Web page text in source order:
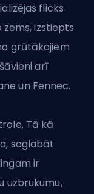
flicks
zems, izstiepts
grūtākajiem
arī
un Fennec.
Tā kā
saglabāt
ir
uzbrukumu,